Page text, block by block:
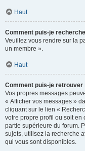
Haut
Comment puis-je
Veuillez vous rendre sur la
un membre ».
Haut
Comment puis-je
Vos propres messages
« Afficher vos messages »
cliquant sur le lien «
votre propre profil ou soit en
partie supérieure du forum.
sujets, utilisez la recherche
qui vous sont disponibles.